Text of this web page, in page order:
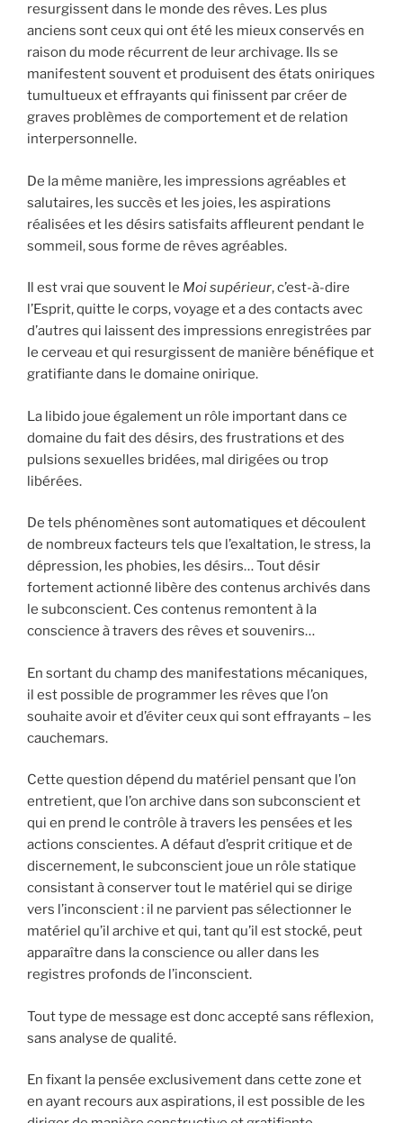
resurgissent dans le monde des rêves. Les plus
anciens sont ceux qui ont été les mieux conservés en
raison du mode récurrent de leur archivage. Ils se
manifestent souvent et produisent des états oniriques
tumultueux et effrayants qui finissent par créer de
graves problèmes de comportement et de relation
interpersonnelle.
De la même manière, les impressions agréables et
salutaires, les succès et les joies, les aspirations
réalisées et les désirs satisfaits affleurent pendant le
sommeil, sous forme de rêves agréables.
Il est vrai que souvent le Moi supérieur, c’est-à-dire
l’Esprit, quitte le corps, voyage et a des contacts avec
d’autres qui laissent des impressions enregistrées par
le cerveau et qui resurgissent de manière bénéfique et
gratifiante dans le domaine onirique.
La libido joue également un rôle important dans ce
domaine du fait des désirs, des frustrations et des
pulsions sexuelles bridées, mal dirigées ou trop
libérées.
De tels phénomènes sont automatiques et découlent
de nombreux facteurs tels que l’exaltation, le stress, la
dépression, les phobies, les désirs… Tout désir
fortement actionné libère des contenus archivés dans
le subconscient. Ces contenus remontent à la
conscience à travers des rêves et souvenirs…
En sortant du champ des manifestations mécaniques,
il est possible de programmer les rêves que l’on
souhaite avoir et d’éviter ceux qui sont effrayants – les
cauchemars.
Cette question dépend du matériel pensant que l’on
entretient, que l’on archive dans son subconscient et
qui en prend le contrôle à travers les pensées et les
actions conscientes. A défaut d’esprit critique et de
discernement, le subconscient joue un rôle statique
consistant à conserver tout le matériel qui se dirige
vers l’inconscient : il ne parvient pas sélectionner le
matériel qu’il archive et qui, tant qu’il est stocké, peut
apparaître dans la conscience ou aller dans les
registres profonds de l’inconscient.
Tout type de message est donc accepté sans réflexion,
sans analyse de qualité.
En fixant la pensée exclusivement dans cette zone et
en ayant recours aux aspirations, il est possible de les